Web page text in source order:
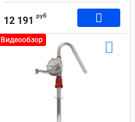
12 191 руб
Видеообзор